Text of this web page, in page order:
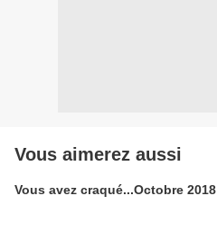
Vous aimerez aussi
Vous avez craqué...Octobre 2018